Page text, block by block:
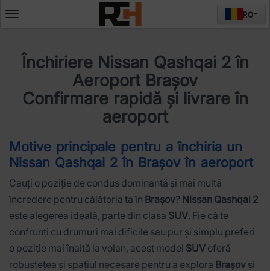
Deschide
RO
Închiriere Nissan Qashqai 2 în
Aeroport Brașov
Confirmare rapidă și livrare în
aeroport
Motive principale pentru a închiria un
Nissan Qashqai 2 în Brașov în aeroport
Cauți o poziție de condus dominantă și mai multă
încredere pentru călătoria ta în Brașov? Nissan Qashqai 2
este alegerea ideală, parte din clasa SUV. Fie că te
confrunți cu drumuri mai dificile sau pur și simplu preferi
o poziție mai înaltă la volan, acest model SUV oferă
robustețea și spațiul necesare pentru a explora Brașov și